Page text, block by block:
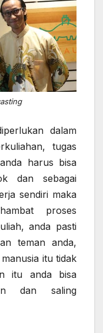
dalam
tugas
harus bisa
dan sebagai
sendiri maka
proses
anda pasti
teman anda,
itu tidak
itu anda bisa
dan saling